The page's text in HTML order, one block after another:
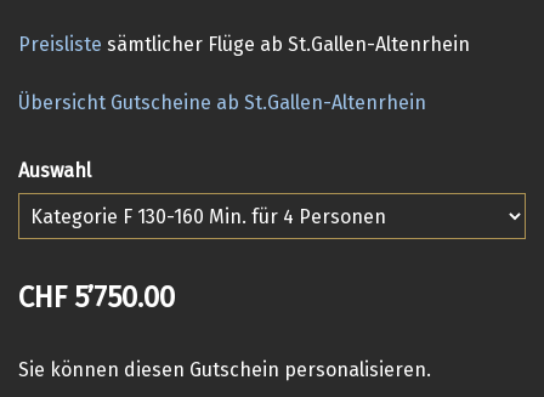
Preisliste sämtlicher Flüge ab St.Gallen-Altenrhein
Übersicht Gutscheine ab St.Gallen-Altenrhein
Auswahl
CHF 5’750.00
Sie können diesen Gutschein personalisieren.